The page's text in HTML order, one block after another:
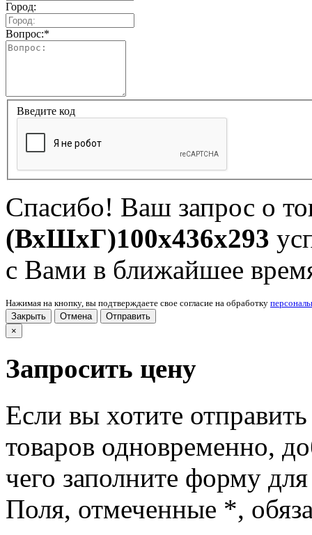
Город:
Вопрос:*
Введите код
Спасибо! Ваш запрос о
(ВхШхГ)100х436х293
с Вами в ближайшее
Нажимая на кнопку, вы подтверждаете свое согласие на обработку
Закрыть
Отмена
Отправить
×
Запросить цену
Если вы хотите
товаров одновременно,
чего заполните форму
Поля, отмеченные *,